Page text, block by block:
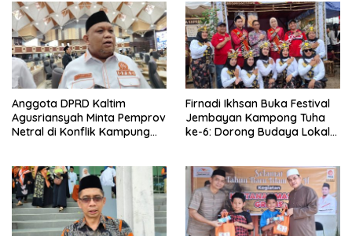
Anggota DPRD Kaltim
Agusriansyah Minta Pemprov
Netral di Konflik Kampung
Firnadi Ikhsan Buka Festival
Jembayan Kampong Tuha
ke-6: Dorong Budaya Lokal